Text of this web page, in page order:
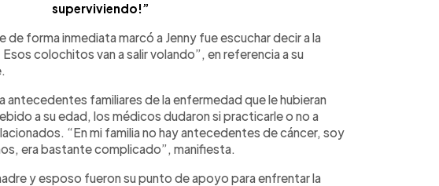
superviviendo!”
de forma inmediata marcó a Jenny fue escuchar decir a la
colochitos van a salir volando”, en referencia a su
antecedentes familiares de la enfermedad que le hubieran
a su edad, los médicos dudaron si practicarle o no a
“En mi familia no hay antecedentes de cáncer, soy
era bastante complicado”, manifiesta.
y esposo fueron su punto de apoyo para enfrentar la